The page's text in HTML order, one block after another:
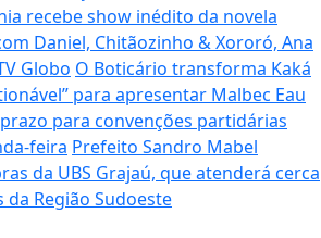
recebe show inédito da novela
Daniel, Chitãozinho & Xororó, Ana
Globo O Boticário transforma Kaká
para apresentar Malbec Eau
para convenções partidárias
feira Prefeito Sandro Mabel
da UBS Grajaú, que atenderá cerca
Região Sudoeste